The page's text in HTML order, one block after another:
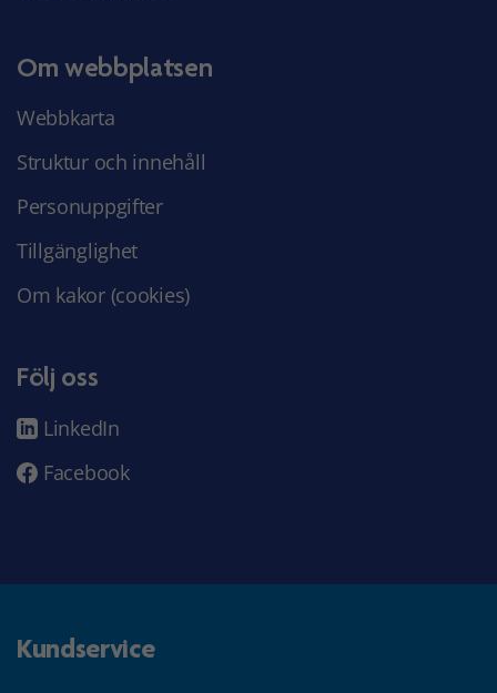
Om webbplatsen
Webbkarta
Struktur och innehåll
Personuppgifter
Tillgänglighet
Om kakor (cookies)
Följ oss
LinkedIn
Facebook
Kundservice